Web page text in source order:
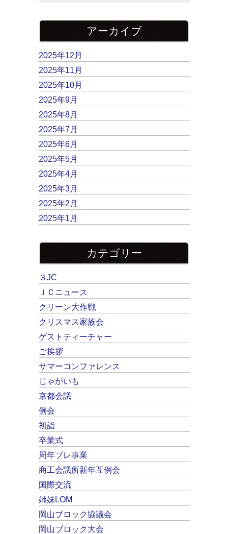
アーカイブ
2025年12月
2025年11月
2025年10月
2025年9月
2025年8月
2025年7月
2025年6月
2025年5月
2025年4月
2025年3月
2025年2月
2025年1月
カテゴリー
３JC
ＪＣニュース
クリーン大作戦
クリスマス家族会
ゲストティーチャー
ご挨拶
サマーコンファレンス
じゃがいも
京都会議
例会
初詣
卒業式
周年プレ事業
商工会議所新年互例会
国際交流
姉妹LOM
岡山ブロック協議会
岡山ブロック大会